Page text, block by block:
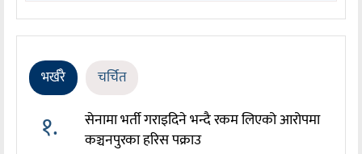
भर्खरै चर्चित
१.
सेनामा भर्ती गराइदिने भन्दै रकम लिएको आरोपमा
कञ्चनपुरका हरिस पक्राउ